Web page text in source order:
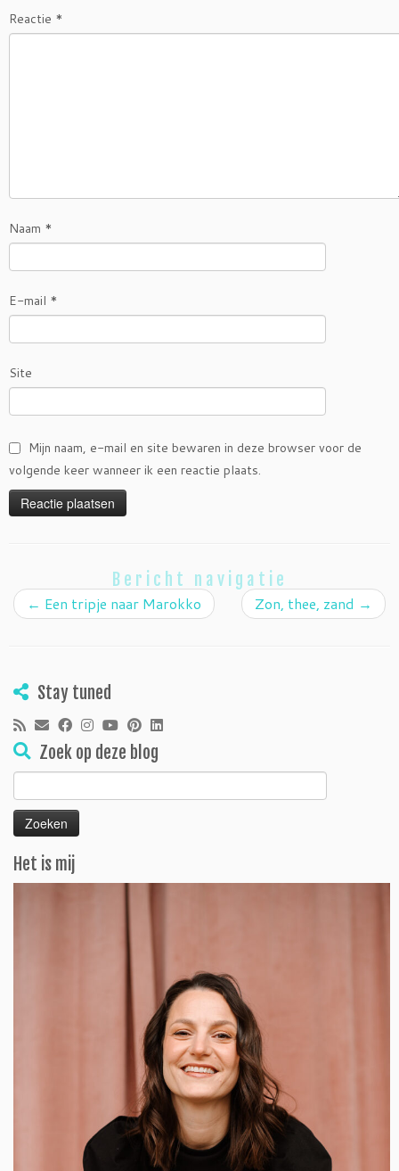
Reactie *
Naam *
E-mail *
Site
Mijn naam, e-mail en site bewaren in deze browser voor de
volgende keer wanneer ik een reactie plaats.
Bericht navigatie
← Een tripje naar Marokko Zon, thee, zand →
Stay tuned
Zoek op deze blog
Zoeken
naar:
Het is mij